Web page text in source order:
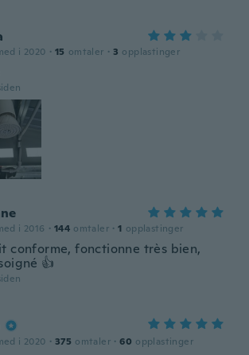
i 2020 · 15 omtaler · 3 opplastinger
i 2016 · 144 omtaler · 1 opplastinger
conforme, fonctionne très bien,
👍
i 2020 · 375 omtaler · 60 opplastinger